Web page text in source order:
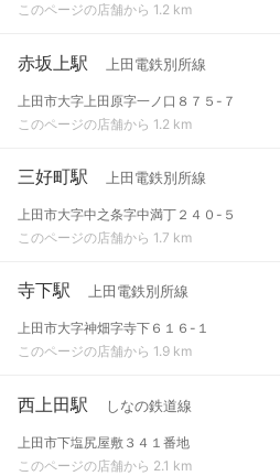
このページの店舗から 1.2 km
赤坂上駅 上田電鉄別所線
上田市大字上田原字一ノ口８７５-７
このページの店舗から 1.2 km
三好町駅 上田電鉄別所線
上田市大字中之条字中満丁２４０-５
このページの店舗から 1.7 km
寺下駅 上田電鉄別所線
上田市大字神畑字寺下６１６-１
このページの店舗から 1.9 km
西上田駅 しなの鉄道線
上田市下塩尻屋敷３４１番地
このページの店舗から 2.1 km